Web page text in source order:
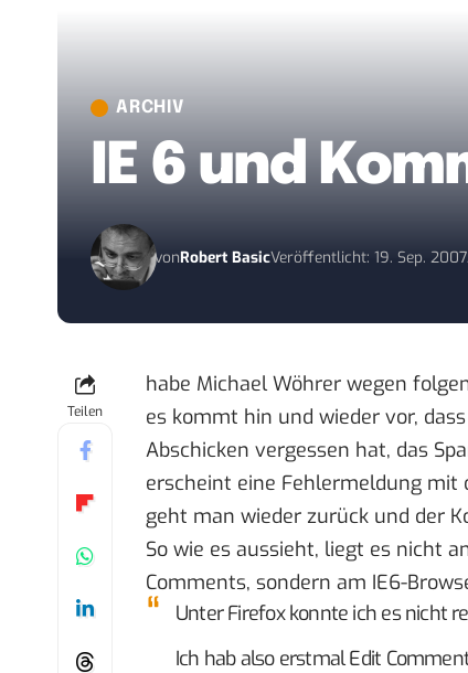
ARCHIV
IE 6 und
vonRobert BasicVeröffentlicht: 19. Sep. 2007
Teilen
habe Michael Wöhrer wegen
es kommt hin und wieder vor,
Abschicken vergessen hat, das
erscheint eine Fehlermeldung mit
geht man wieder zurück und der
So wie es aussieht, liegt es nicht
Comments, sondern am IE6-
Unter Firefox konnte ich es nicht
Ich hab also erstmal Edit